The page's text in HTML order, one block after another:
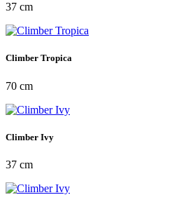
37 cm
Climber Tropica
70 cm
Climber Ivy
37 cm